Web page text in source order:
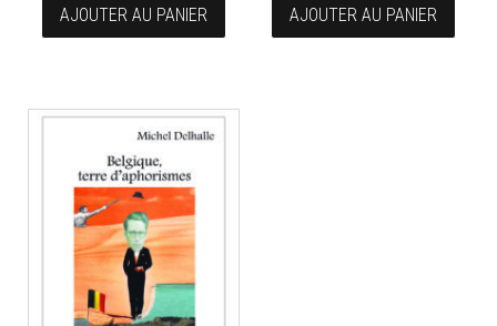
AJOUTER AU PANIER AJOUTER AU PANIER